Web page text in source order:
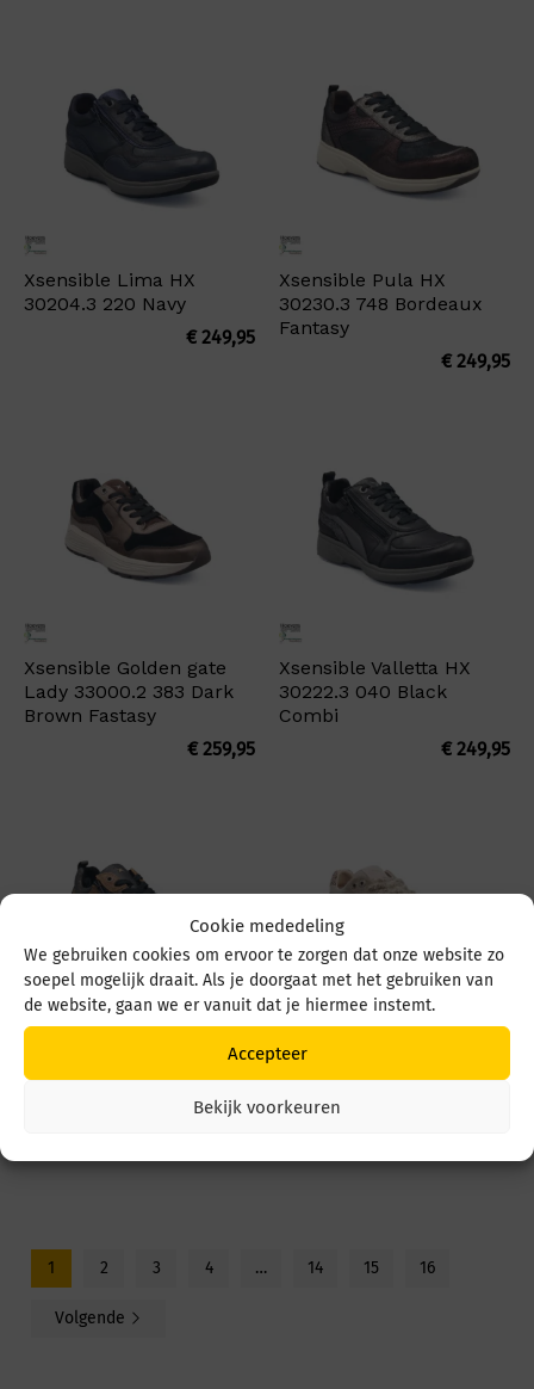
Cookie mededeling
We gebruiken cookies om ervoor te zorgen dat onze website zo
soepel mogelijk draait. Als je doorgaat met het gebruiken van
de website, gaan we er vanuit dat je hiermee instemt.
Accepteer
Bekijk voorkeuren
Xsensible Lima HX
30204.3 220 Navy
€249,95
Xsensible Pula HX
30230.3 748 Bordeaux
Fantasy
€249,95
Xsensible Golden gate
Lady 33000.2 383 Dark
Brown Fastasy
€259,95
Xsensible Valletta HX
30222.3 040 Black
Combi
€249,95
32004.3 080 Black
Xsensible Liberty
33014.4 530 Taupe
Combi
1 2 3 4 … 14 15 16
Volgende